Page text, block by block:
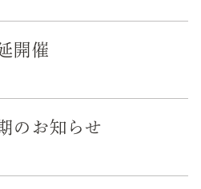
開催
のお知らせ